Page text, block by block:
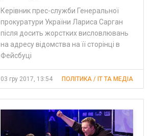
Керівник прес-служби Генеральної
прокуратури України Лариса Сарган
після досить жорстких висловлювань
на адресу відомства на її сторінці в
Фейсбуці
03 гру 2017, 13:54 ПОЛІТИКА / IT ТА МЕДІА